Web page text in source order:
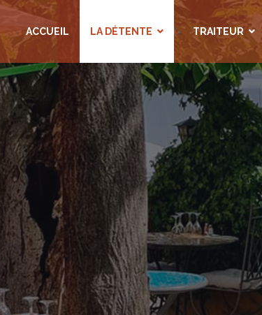
ACCUEIL LA DÉTENTE "> TRAITEUR